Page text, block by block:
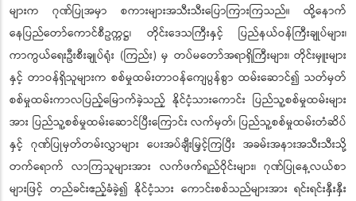
များက ဂုဏ်ပြုအမှာ စကားများအသီးသီးပြောကြားကြသည်။ ထို့နောက်
နေပြည်တော်ကောင်စီဥက္ကဋ္ဌ၊ တိုင်းဒေသကြီးနှင့် ပြည်နယ်ဝန်ကြီးချုပ်များ၊
ကာကွယ်ရေးဦးစီးချုပ်ရုံး (ကြည်း) မှ တပ်မတော်အရာရှိကြီးများ၊ တိုင်းမှူးများ
နှင့် တာဝန်ရှိသူများက စစ်မှုထမ်းတာဝန်ကျေပွန်စွာ ထမ်းဆောင်၍ သတ်မှတ်
စစ်မှုထမ်းကာလပြည့်မြောက်ခဲ့သည့် နိုင်ငံ့သားကောင်း ပြည်သူ့စစ်မှုထမ်းများ
အား ပြည်သူ့စစ်မှုထမ်းဆောင်ပြီးကြောင်း လက်မှတ်၊ ပြည်သူ့စစ်မှုထမ်းတံဆိပ်
နှင့် ဂုဏ်ပြုမှတ်တမ်းလွှာများ ပေးအပ်ချီးမြှင့်ကြပြီး အခမ်းအနားအသီးသီးသို့
တက်ရောက် လာကြသူများအား လက်ဖက်ရည်ဝိုင်းများ၊ ဂုဏ်ပြုနေ့လယ်စာ
များဖြင့် တည်ခင်းဧည့်ခံခဲ့၍ နိုင်ငံ့သား ကောင်းစစ်သည်များအား ရင်းရင်းနှီးနှီး